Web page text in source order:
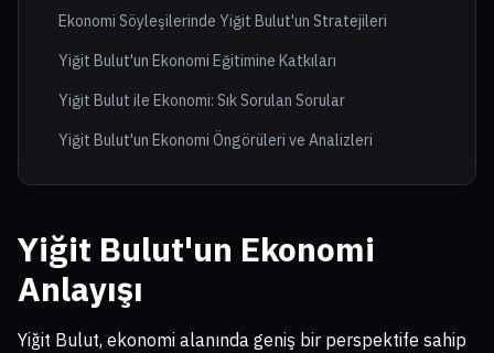
Ekonomi Söyleşilerinde Yiğit Bulut'un Stratejileri
Yiğit Bulut'un Ekonomi Eğitimine Katkıları
Yiğit Bulut ile Ekonomi: Sık Sorulan Sorular
Yiğit Bulut'un Ekonomi Öngörüleri ve Analizleri
Yiğit Bulut'un Ekonomi
Anlayışı
Yiğit Bulut, ekonomi alanında geniş bir perspektife sahip